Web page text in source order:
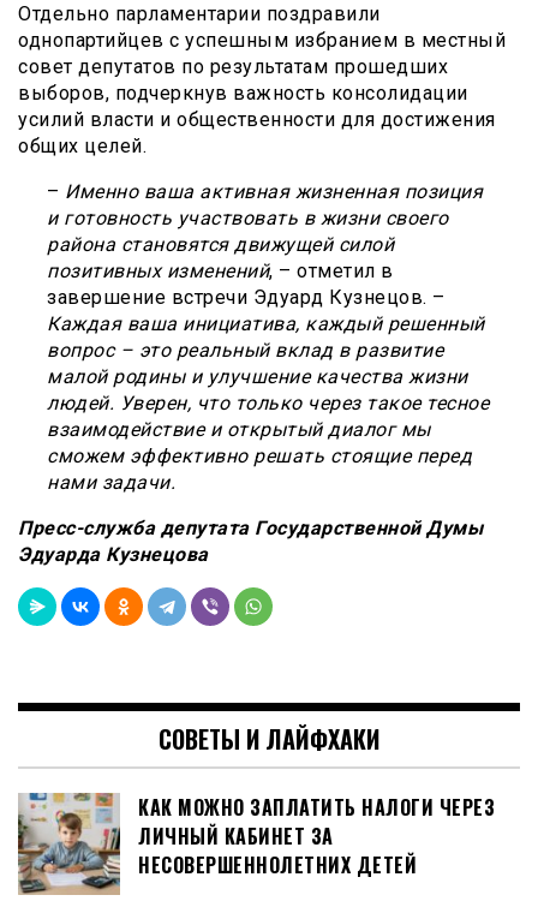
Отдельно парламентарии поздравили
однопартийцев с успешным избранием в местный
совет депутатов по результатам прошедших
выборов, подчеркнув важность консолидации
усилий власти и общественности для достижения
общих целей.
– Именно ваша активная жизненная позиция
и готовность участвовать в жизни своего
района становятся движущей силой
позитивных изменений, – отметил в
завершение встречи Эдуард Кузнецов. –
Каждая ваша инициатива, каждый решенный
вопрос – это реальный вклад в развитие
малой родины и улучшение качества жизни
людей. Уверен, что только через такое тесное
взаимодействие и открытый диалог мы
сможем эффективно решать стоящие перед
нами задачи.
Пресс-служба депутата Государственной Думы
Эдуарда Кузнецова
СОВЕТЫ И ЛАЙФХАКИ
КАК МОЖНО ЗАПЛАТИТЬ НАЛОГИ ЧЕРЕЗ
ЛИЧНЫЙ КАБИНЕТ ЗА
НЕСОВЕРШЕННОЛЕТНИХ ДЕТЕЙ